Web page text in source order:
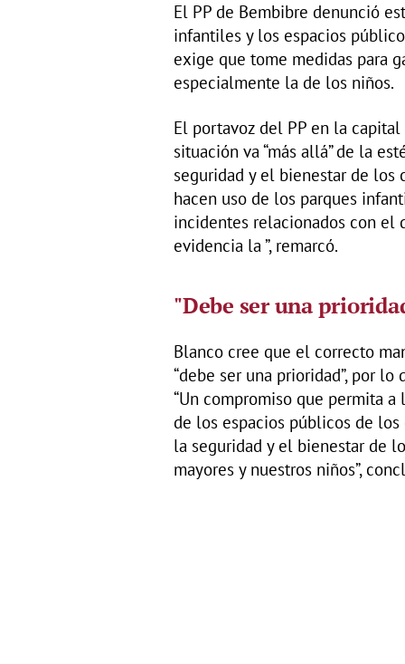
El PP de Bembibre denunció
infantiles y los espacios
exige que tome medidas para
especialmente la de los niños.
El portavoz del PP en la
situación va “más allá” de la
seguridad y el bienestar de los
hacen uso de los parques
incidentes relacionados con el
evidencia la ”, remarcó.
"Debe ser una
Blanco cree que el correcto
“debe ser una prioridad”, por lo
“Un compromiso que permita
de los espacios públicos de
la seguridad y el bienestar de
mayores y nuestros niños”,